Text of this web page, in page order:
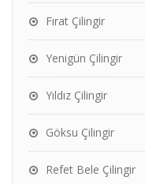
Fırat Çilingir
Yenigün Çilingir
Yıldız Çilingir
Göksu Çilingir
Refet Bele Çilingir